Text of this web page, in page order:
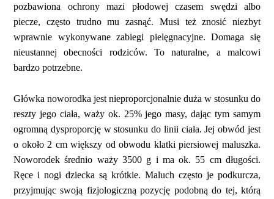
pozbawiona ochrony mazi płodowej czasem swędzi albo
piecze, często trudno mu zasnąć. Musi też znosić niezbyt
wprawnie wykonywane zabiegi pielęgnacyjne. Domaga się
nieustannej obecności rodziców. To naturalne, a malcowi
bardzo potrzebne.
Główka noworodka jest nieproporcjonalnie duża w stosunku do
reszty jego ciała, waży ok. 25% jego masy, dając tym samym
ogromną dysproporcję w stosunku do linii ciała. Jej obwód jest
o około 2 cm większy od obwodu klatki piersiowej maluszka.
Noworodek średnio waży 3500 g i ma ok. 55 cm długości.
Ręce i nogi dziecka są krótkie. Maluch często je podkurcza,
przyjmując swoją fizjologiczną pozycję podobną do tej, którą